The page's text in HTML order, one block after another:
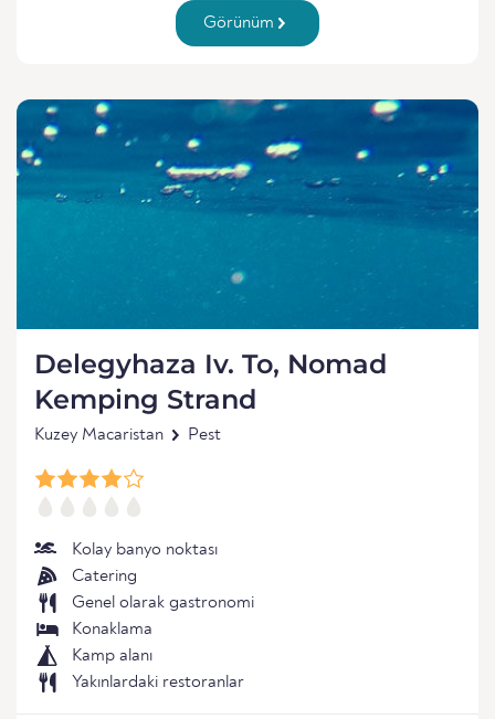
Görünüm
Delegyhaza Iv. To, Nomad
Kemping Strand
Kuzey Macaristan Pest
Kolay banyo noktası
Catering
Genel olarak gastronomi
Konaklama
Kamp alanı
Yakınlardaki restoranlar